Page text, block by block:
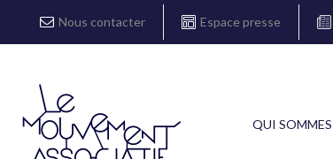
Nous contacter Espace presse
QUI